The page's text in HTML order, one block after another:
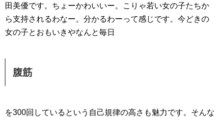
田美優です。ちょーかわいいー。こりゃ若い女の子たちか
ら支持されるわなー。分かるわーって感じです。今どきの
女の子とおもいきやなんと毎日
腹筋
を300回しているという自己規律の高さも魅力です。そんな